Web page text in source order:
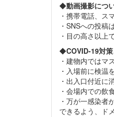
◆動画撮影につ
・携帯電話、ス
・SNSへの投稿
・目の高さ以上
◆COVID-19対
・建物内ではマ
・入場前に検温
・出入口付近に
・会場内での飲
・万が一感染者
できるよう、ド